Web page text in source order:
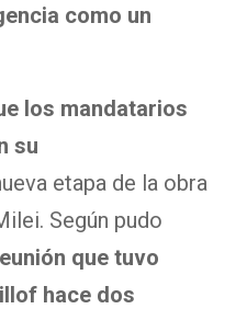
como un
los mandatarios
su
etapa de la obra
Según pudo
que tuvo
hace dos